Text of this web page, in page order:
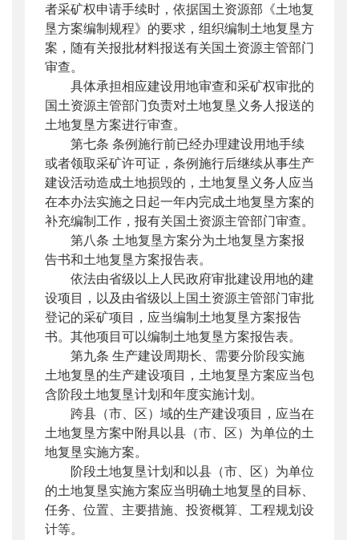
者采矿权申请手续时，依据国土资源部《土地复
垦方案编制规程》的要求，组织编制土地复垦方
案，随有关报批材料报送有关国土资源主管部门
审查。
具体承担相应建设用地审查和采矿权审批的
国土资源主管部门负责对土地复垦义务人报送的
土地复垦方案进行审查。
第七条 条例施行前已经办理建设用地手续
或者领取采矿许可证，条例施行后继续从事生产
建设活动造成土地损毁的，土地复垦义务人应当
在本办法实施之日起一年内完成土地复垦方案的
补充编制工作，报有关国土资源主管部门审查。
第八条 土地复垦方案分为土地复垦方案报
告书和土地复垦方案报告表。
依法由省级以上人民政府审批建设用地的建
设项目，以及由省级以上国土资源主管部门审批
登记的采矿项目，应当编制土地复垦方案报告
书。其他项目可以编制土地复垦方案报告表。
第九条 生产建设周期长、需要分阶段实施
土地复垦的生产建设项目，土地复垦方案应当包
含阶段土地复垦计划和年度实施计划。
跨县（市、区）域的生产建设项目，应当在
土地复垦方案中附具以县（市、区）为单位的土
地复垦实施方案。
阶段土地复垦计划和以县（市、区）为单位
的土地复垦实施方案应当明确土地复垦的目标、
任务、位置、主要措施、投资概算、工程规划设
计等。